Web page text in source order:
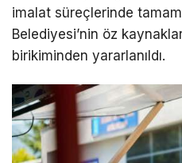
imalat süreçlerinde
Belediyesi’nin öz
birikiminden yararlanıldı.